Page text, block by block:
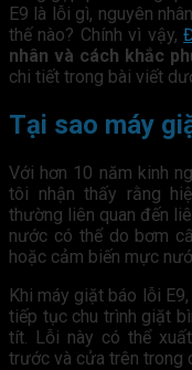
E9 là lỗi gì, nguyên
thế nào? Chính vì vậy,
nhân và cách khắc
chi tiết trong bài viết
Tại sao máy
Với hơn 10 năm kinh
tôi nhận thấy rằng
thường liên quan đến
nước có thể do bơm
hoặc cảm biến mực
Khi máy giặt báo lỗi
tiếp tục chu trình giặt
tít. Lỗi này có thể
trước và cửa trên trong